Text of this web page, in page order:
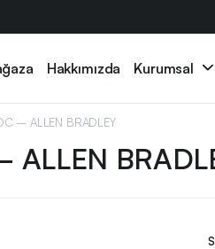
Hakkımızda Kurumsal
– ALLEN BRADLEY
ALLEN